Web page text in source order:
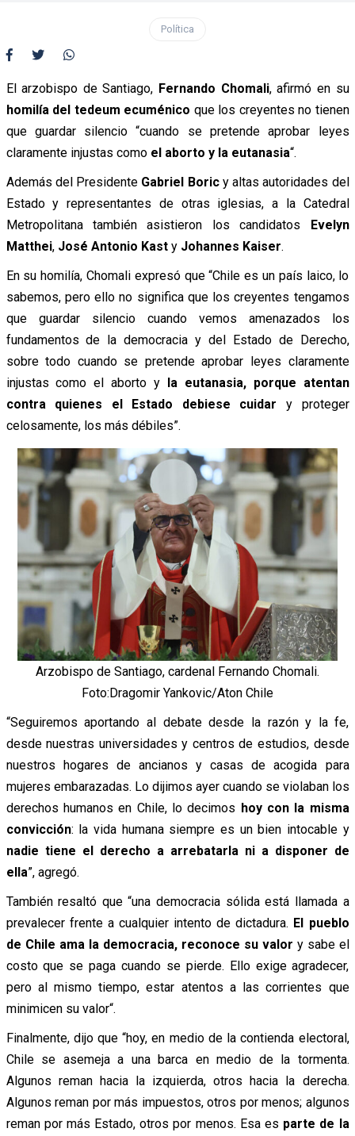
Política
El arzobispo de Santiago, Fernando Chomali, afirmó en su
homilía del tedeum ecuménico que los creyentes no tienen
que guardar silencio “cuando se pretende aprobar leyes
claramente injustas como el aborto y la eutanasia“.
Además del Presidente Gabriel Boricy altas autoridades del
Estado y representantes de otras iglesias, a la Catedral
Metropolitana también asistieron los candidatos Evelyn
Matthei, José Antonio Kasty Johannes Kaiser.
En su homilía, Chomali expresó que “Chile es un país laico, lo
sabemos, pero ello no significa que los creyentes tengamos
que guardar silencio cuando vemos amenazados los
fundamentos de la democracia y del Estado de Derecho,
sobre todo cuando se pretende aprobar leyes claramente
injustas como el aborto y la eutanasia, porque atentan
contra quienes el Estado debiese cuidar y proteger
celosamente, los más débiles”.
Arzobispo de Santiago, cardenal Fernando Chomali.
Foto:Dragomir Yankovic/Aton Chile
“Seguiremos aportando al debate desde la razón y la fe,
desde nuestras universidades y centros de estudios, desde
nuestros hogares de ancianos y casas de acogida para
mujeres embarazadas. Lo dijimos ayer cuando se violaban los
derechos humanos en Chile, lo decimos hoy con la misma
convicción: la vida humana siempre es un bien intocable y
nadie tiene el derecho a arrebatarla ni a disponer de
ella”, agregó.
También resaltó que “una democracia sólida está llamada a
prevalecer frente a cualquier intento de dictadura. El pueblo
de Chile ama la democracia, reconoce su valor y sabe el
costo que se paga cuando se pierde. Ello exige agradecer,
pero al mismo tiempo, estar atentos a las corrientes que
minimicen su valor“.
Finalmente, dijo que “hoy, en medio de la contienda electoral,
Chile se asemeja a una barca en medio de la tormenta.
Algunos reman hacia la izquierda, otros hacia la derecha.
Algunos reman por más impuestos, otros por menos; algunos
reman por más Estado, otros por menos. Esa es parte de la